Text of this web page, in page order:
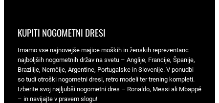
KUPITI NOGOMETNI DRESI
Imamo vse najnovejše majice moških in ženskih reprezentanc
najboljših nogometnih držav na svetu – Anglije, Francije, Španije,
Brazilije, Nemčije, Argentine, Portugalske in Slovenije. V ponudbi
so tudi otroški nogometni dresi, retro modeli ter trening kompleti.
Izberite svoj najljubši nogometni dres – Ronaldo, Messi ali Mbappé
– in navijajte v pravem slogu!